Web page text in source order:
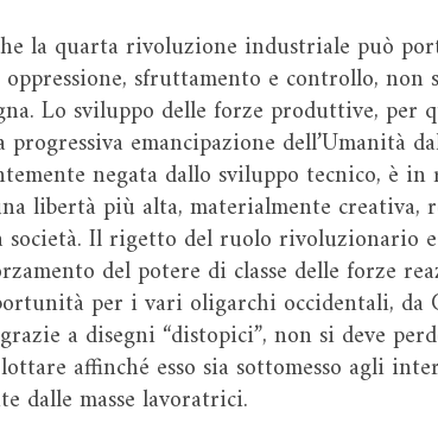
la quarta rivoluzione industriale può
sfruttamento e controllo,
Lo sviluppo delle forze produttive, per
emancipazione dell’Umanità
negata dallo sviluppo tecnico, è
libertà più alta, materialmente creativa,
società. Il rigetto del ruolo rivoluzionario
del potere di classe delle forze
per i vari oligarchi occidentali, da
a disegni “distopici”, non si deve
affinché esso sia sottomesso agli
dalle masse lavoratrici.